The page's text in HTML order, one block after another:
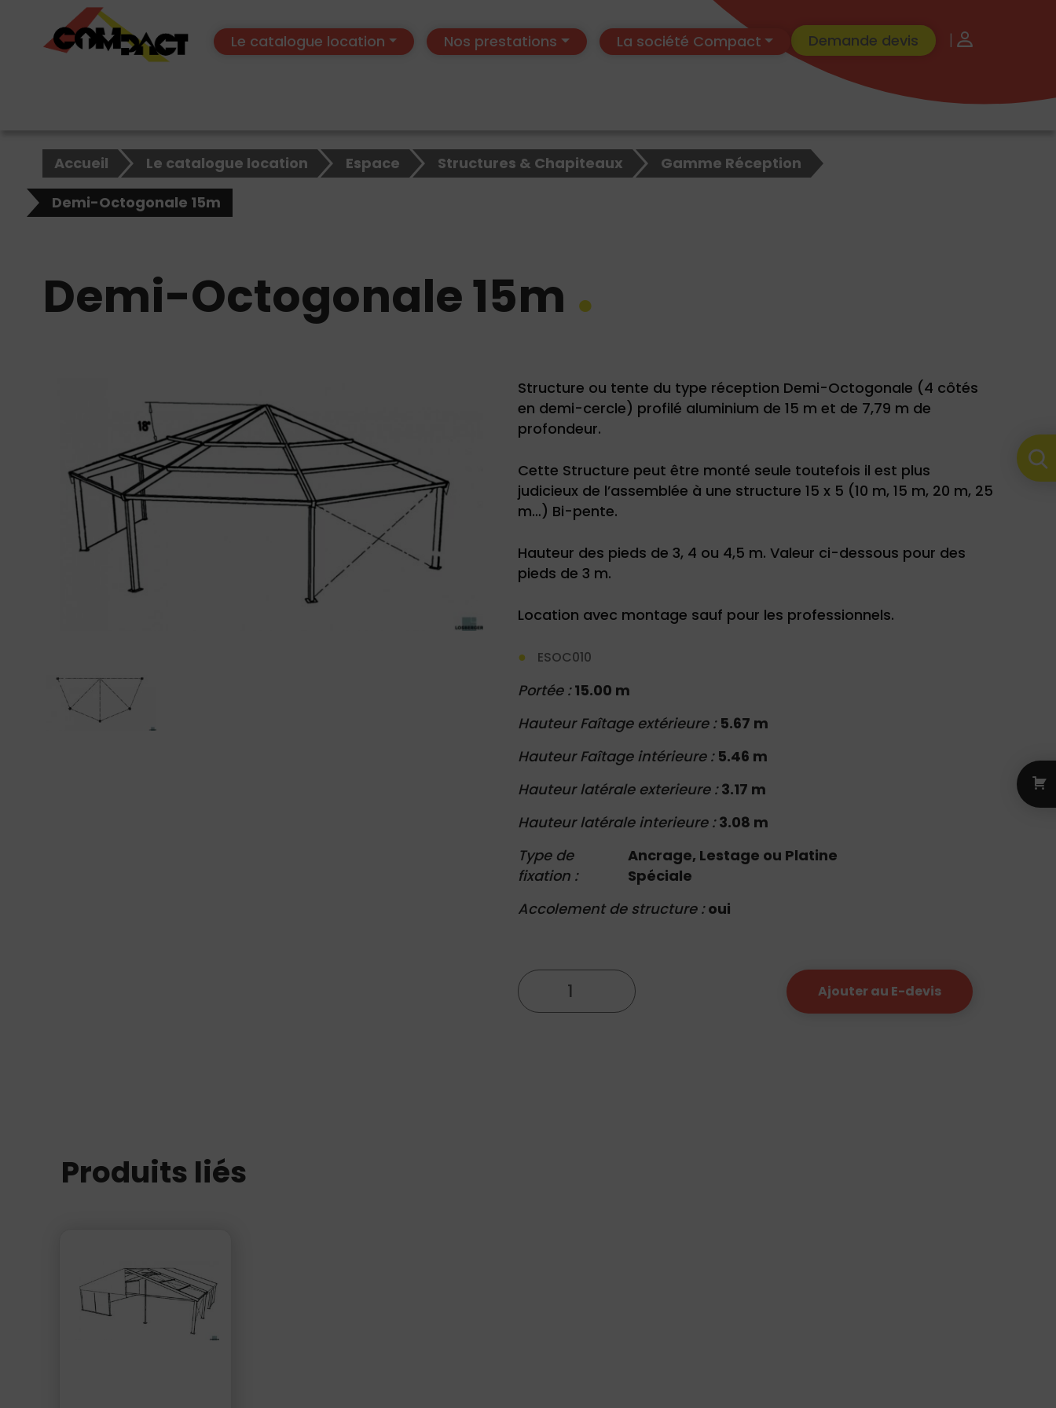
Le catalogue location Nos prestations La société Compact Demande devis |
Accueil Le catalogue location Espace Structures & Chapiteaux
Gamme Réception
Demi-Octogonale 15m
Demi-Octogonale 15m
Structure ou tente du type réception Demi-Octogonale (4 côtés
en demi-cercle) profilé aluminium de 15 m et de 7,79 m de
profondeur.
Cette Structure peut être monté seule toutefois il est plus
judicieux de l’assemblée à une structure 15 x 5 (10 m, 15 m, 20 m, 25
m…) Bi-pente.
Hauteur des pieds de 3, 4 ou 4,5 m. Valeur ci-dessous pour des
pieds de 3 m.
Location avec montage sauf pour les professionnels.
ESOC010
Portée :15.00 m
Hauteur Faîtage extérieure : 5.67 m
Hauteur Faîtage intérieure : 5.46 m
Hauteur latérale exterieure :3.17 m
Hauteur latérale interieure :3.08 m
Type de
fixation :
Ancrage, Lestage ou Platine
Spéciale
Accolement de structure :oui
quantité
de
Demi-
Ajouter au E-devis
Produits liés
Rechercher
sur
le